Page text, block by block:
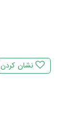
نشان کردن